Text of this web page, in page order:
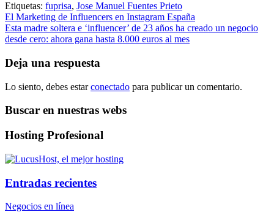
Etiquetas: fuprisa, Jose Manuel Fuentes Prieto
Navegación
de
El Marketing de Influencers en Instagram España
Esta madre soltera e ‘influencer’ de 23 años ha creado un negocio
desde cero: ahora gana hasta 8.000 euros al mes
Deja una respuesta
Lo siento, debes estarconectado para publicar un comentario.
Buscar en nuestras webs
Hosting Profesional
Entradas recientes
Negocios en línea